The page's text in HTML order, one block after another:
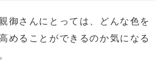
御さんにとっては、どんな色を
めることができるのか気になる